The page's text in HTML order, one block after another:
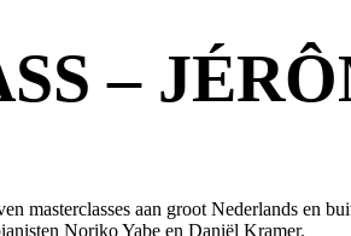
–
masterclasses aan groot Nederlands
Noriko Yabe en Daniël Kramer.